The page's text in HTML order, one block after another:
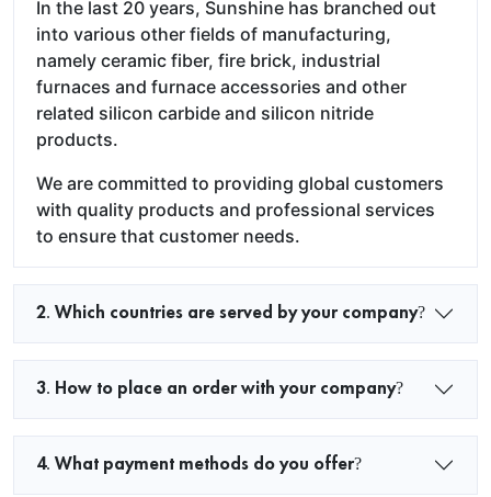
In the last 20 years, Sunshine has branched out
into various other fields of manufacturing,
namely ceramic fiber, fire brick, industrial
furnaces and furnace accessories and other
related silicon carbide and silicon nitride
products.
We are committed to providing global customers
with quality products and professional services
to ensure that customer needs.
2. Which countries are served by your company?
3. How to place an order with your company?
4. What payment methods do you offer?